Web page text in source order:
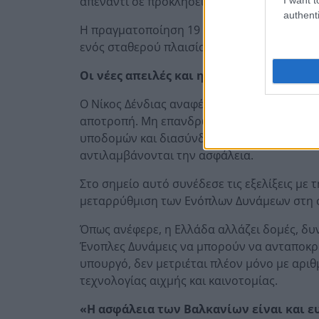
Η πραγματοποίηση 19 συναντήσεων
ενός σταθερού πλαισίου συνεννόησης,
Οι νέες απειλές και η «Ατζέντα 2030»
Ο Νίκος Δένδιας αναφέρθηκε και στις
αποτροπή. Μη επανδρωμένα συστήματα,
υποδομών και διασύνδεση των
αντιλαμβάνονται την ασφάλεια.
Στο σημείο αυτό συνέδεσε τις εξελίξεις
μεταρρύθμιση των Ενόπλων Δυνάμεων στη
Όπως ανέφερε, η Ελλάδα αλλάζει δομές,
Ένοπλες Δυνάμεις να μπορούν να
υπουργό, δεν μετριέται πλέον μόνο με
τεχνολογίας αιχμής και καινοτομίας.
«Η ασφάλεια των Βαλκανίων είναι και